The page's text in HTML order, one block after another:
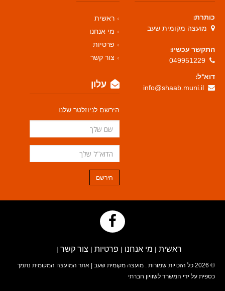
כותרת:
מועצה מקומית שעב
התקשר עכשיו:
049951229
דוא"ל:
info@shaab.muni.il
ראשית
מי אנחנו
פרטיות
צור קשר
עלון
הירשם לניוזלטר שלנו
הירשם
ראשית | מי אנחנו | פרטיות | צור קשר |
© 2026 כל הזכויות שמורות . מועצה מקומית שעב | אתר המועצה המקומית נתמך
כספית על ידי המשרד לשוויון חברתי